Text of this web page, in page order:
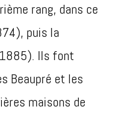
rang, dans ce
puis la
Ils font
Beaupré et les
maisons de